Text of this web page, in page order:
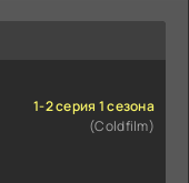
1-2 серия 1 сезона
(Coldfilm)